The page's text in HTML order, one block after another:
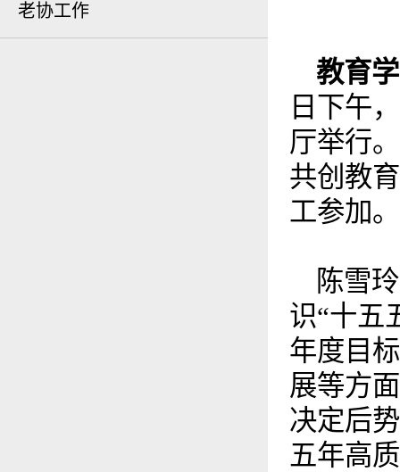
老协工作
教育
日下午
厅举行
共创教
工参加。
陈雪
识“十五
年度目
展等方
决定后
五年高